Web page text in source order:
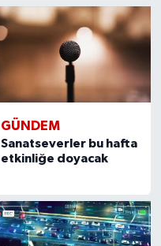
GÜNDEM
Sanatseverler bu hafta
etkinliğe doyacak